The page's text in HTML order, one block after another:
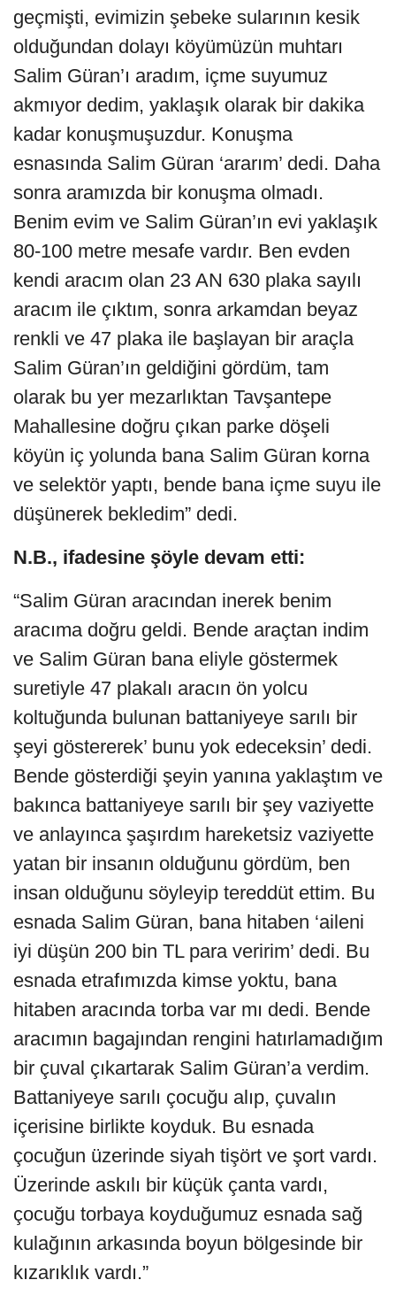
geçmişti, evimizin şebeke sularının kesik
olduğundan dolayı köyümüzün muhtarı
Salim Güran’ı aradım, içme suyumuz
akmıyor dedim, yaklaşık olarak bir dakika
kadar konuşmuşuzdur. Konuşma
esnasında Salim Güran ‘ararım’ dedi. Daha
sonra aramızda bir konuşma olmadı.
Benim evim ve Salim Güran’ın evi yaklaşık
80-100 metre mesafe vardır. Ben evden
kendi aracım olan 23 AN 630 plaka sayılı
aracım ile çıktım, sonra arkamdan beyaz
renkli ve 47 plaka ile başlayan bir araçla
Salim Güran’ın geldiğini gördüm, tam
olarak bu yer mezarlıktan Tavşantepe
Mahallesine doğru çıkan parke döşeli
köyün iç yolunda bana Salim Güran korna
ve selektör yaptı, bende bana içme suyu ile
düşünerek bekledim” dedi.
N.B., ifadesine şöyle devam etti:
“Salim Güran aracından inerek benim
aracıma doğru geldi. Bende araçtan indim
ve Salim Güran bana eliyle göstermek
suretiyle 47 plakalı aracın ön yolcu
koltuğunda bulunan battaniyeye sarılı bir
şeyi göstererek’ bunu yok edeceksin’ dedi.
Bende gösterdiği şeyin yanına yaklaştım ve
bakınca battaniyeye sarılı bir şey vaziyette
ve anlayınca şaşırdım hareketsiz vaziyette
yatan bir insanın olduğunu gördüm, ben
insan olduğunu söyleyip tereddüt ettim. Bu
esnada Salim Güran, bana hitaben ‘aileni
iyi düşün 200 bin TL para veririm’ dedi. Bu
esnada etrafımızda kimse yoktu, bana
hitaben aracında torba var mı dedi. Bende
aracımın bagajından rengini hatırlamadığım
bir çuval çıkartarak Salim Güran’a verdim.
Battaniyeye sarılı çocuğu alıp, çuvalın
içerisine birlikte koyduk. Bu esnada
çocuğun üzerinde siyah tişört ve şort vardı.
Üzerinde askılı bir küçük çanta vardı,
çocuğu torbaya koyduğumuz esnada sağ
kulağının arkasında boyun bölgesinde bir
kızarıklık vardı.”